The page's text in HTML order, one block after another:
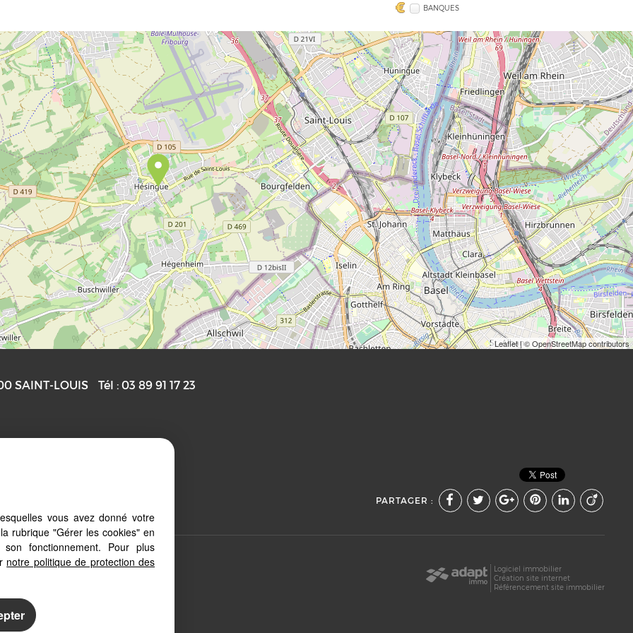
BANQUES
Leaflet| © OpenStreetMap contributors
SAINT-LOUIS Tél :03 89 91 17 23
PARTAGER :
votre PC, votre tablette ou
Logiciel immobilier
Création site internet
Référencement site immobilier
vous avez donné votre
rubrique "Gérer les cookies" en
fonctionnement. Pour plus
notre politique de protection des